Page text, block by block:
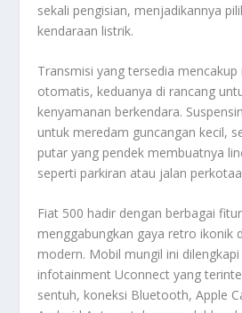
sekali pengisian, menjadikannya
kendaraan listrik.
Transmisi yang tersedia mencakup
otomatis, keduanya di rancang
kenyamanan berkendara.
untuk meredam guncangan kecil,
putar yang pendek membuatnya
seperti parkiran atau jalan
Fiat 500 hadir dengan berbagai
menggabungkan gaya retro ikonik
modern. Mobil mungil ini
infotainment Uconnect yang
sentuh, koneksi Bluetooth, Apple